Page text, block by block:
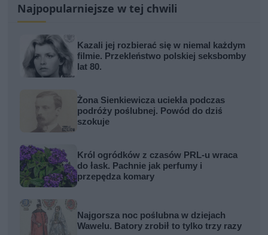
Najpopularniejsze w tej chwili
Kazali jej rozbierać się w niemal każdym
filmie. Przekleństwo polskiej seksbomby
lat 80.
Żona Sienkiewicza uciekła podczas
podróży poślubnej. Powód do dziś
szokuje
Król ogródków z czasów PRL-u wraca
do łask. Pachnie jak perfumy i
przepędza komary
Najgorsza noc poślubna w dziejach
Wawelu. Batory zrobił to tylko trzy razy